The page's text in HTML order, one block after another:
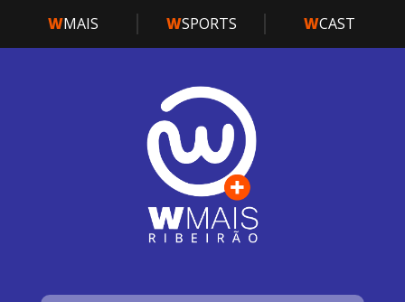
WMAIS WSPORTS WCAST